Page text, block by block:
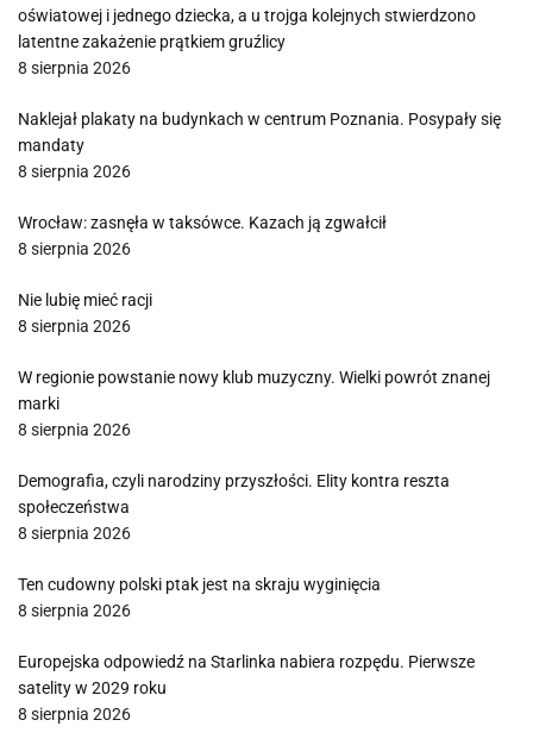
oświatowej i jednego dziecka, a u trojga kolejnych stwierdzono
latentne zakażenie prątkiem gruźlicy
8 sierpnia 2026
Naklejał plakaty na budynkach w centrum Poznania. Posypały się
mandaty
8 sierpnia 2026
Wrocław: zasnęła w taksówce. Kazach ją zgwałcił
8 sierpnia 2026
Nie lubię mieć racji
8 sierpnia 2026
W regionie powstanie nowy klub muzyczny. Wielki powrót znanej
marki
8 sierpnia 2026
Demografia, czyli narodziny przyszłości. Elity kontra reszta
społeczeństwa
8 sierpnia 2026
Ten cudowny polski ptak jest na skraju wyginięcia
8 sierpnia 2026
Europejska odpowiedź na Starlinka nabiera rozpędu. Pierwsze
satelity w 2029 roku
8 sierpnia 2026